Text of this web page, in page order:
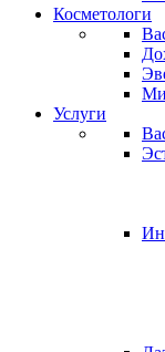
Косметологи
Услуги